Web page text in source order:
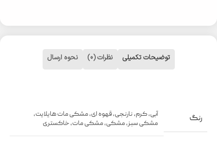
توضیحات تکمیلی نظرات (0) نحوه ارسال
رنگ آبی,کرم, نارنجی,قهوه ای,مشکی مات هایلایت,
مشکی سبز,مشکی,مشکی مات,خاکستری